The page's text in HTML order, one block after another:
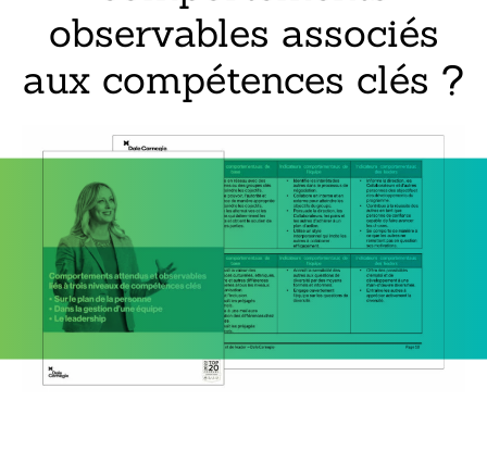
observables associés
aux compétences clés ?